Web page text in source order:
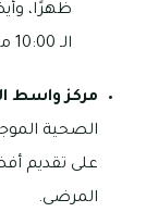
الـ 10:00 مساءً، وذلك من يوم الأحد وحتى يوم الخميس.
مركز واسط
الصحية
على تقديم
المرضى.